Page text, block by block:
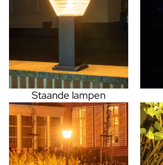
Staande lampen